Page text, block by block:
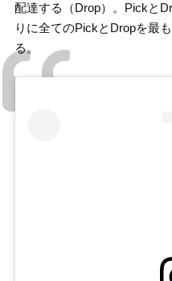
配達する（Drop）。Pickと
りに全てのPickとDropを最
る。